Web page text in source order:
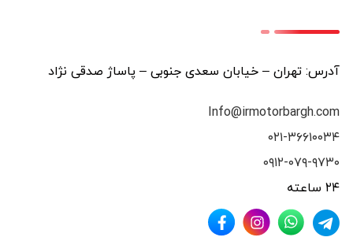
آدرس: تهران – خیابان سعدی جنوبی – پاساژ صدقی نژاد
Info@irmotorbargh.com
۰۲۱-۳۶۶۱۰۰۳۴
۰۹۱۲-۰۷۹-۹۷۳۰
۲۴ ساعته